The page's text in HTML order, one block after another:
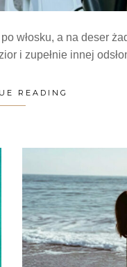
włosku, a na deser
i zupełnie innej
READING